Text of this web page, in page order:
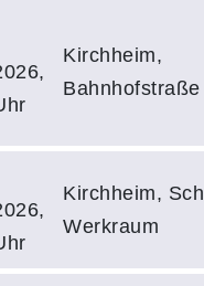
Kirchheim,
Kirchheim,
Werkraum